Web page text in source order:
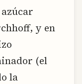
y en
(el
la